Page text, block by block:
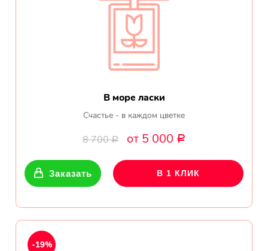
В море ласки
Счастье - в каждом цветке
8 700Р от 5 000 Р
Заказать В 1 КЛИК
-19%